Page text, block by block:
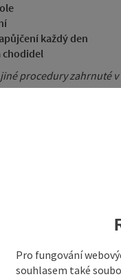
každý den
chodidel
procedury zahrnuté v
Pro fungování
souhlasem také